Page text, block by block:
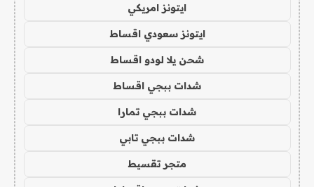
ايتونز امريكي
ايتونز سعودي اقساط
شحن يلا لودو اقساط
شدات ببجي اقساط
شدات ببجي تمارا
شدات ببجي تابي
متجر تقسيط